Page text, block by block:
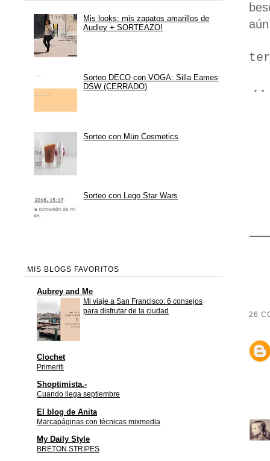
26
Mis looks: mis zapatos amarillos de
Audley + SORTEAZO!
Sorteo DECO con VOGA: Silla Eames
DSW (CERRADO)
Sorteo con Mün Cosmetics
Sorteo con Lego Star Wars
MIS BLOGS FAVORITOS
Aubrey and Me
Mi viaje a San Francisco: 6 consejos
para disfrutar de la ciudad
Clochet
Primeriti
Shoptimista.-
Cuando llega septiembre
El blog de Anita
Marcapáginas con técnicas mixmedia
My Daily Style
BRETON STRIPES